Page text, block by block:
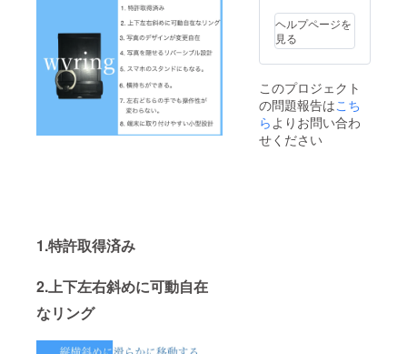
1.特許取得済み
2.上下左右斜めに可動自在
なリング
ヘルプページを
見る
このプロジェクト
の問題報告はこち
らよりお問い合わ
せください